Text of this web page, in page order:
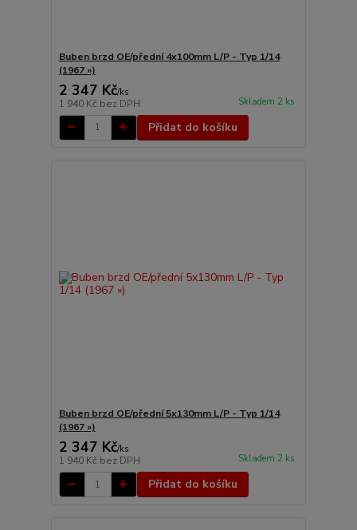
Buben brzd OE/přední 4x100mm L/P - Typ 1/14
(1967 »)
2 347 Kč/ks
1 940 Kč bez DPH Skladem 2 ks
Přidat do košíku
Buben brzd OE/přední 5x130mm L/P - Typ 1/14
(1967 »)
2 347 Kč/ks
1 940 Kč bez DPH Skladem 2 ks
Přidat do košíku